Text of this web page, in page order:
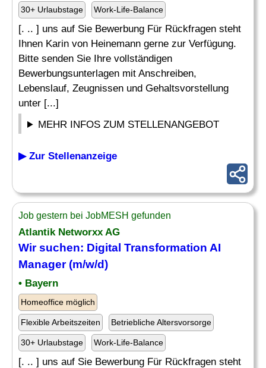
30+ Urlaubstage Work-Life-Balance
[. .. ] uns auf Sie Bewerbung Für Rückfragen steht
Ihnen Karin von Heinemann gerne zur Verfügung.
Bitte senden Sie Ihre vollständigen
Bewerbungsunterlagen mit Anschreiben,
Lebenslauf, Zeugnissen und Gehaltsvorstellung
unter [...]
MEHR INFOS ZUM STELLENANGEBOT
▶ Zur Stellenanzeige
Job gestern bei JobMESH gefunden
Atlantik Networxx AG
Wir suchen: Digital Transformation AI
Manager (m/w/d)
• Bayern
Homeoffice möglich
Flexible Arbeitszeiten Betriebliche Altersvorsorge
30+ Urlaubstage Work-Life-Balance
[. .. ] uns auf Sie Bewerbung Für Rückfragen steht